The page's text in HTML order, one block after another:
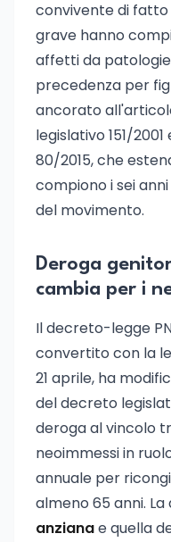
convivente di
grave hanno
affetti da
precedenza per
ancorato
legislativo 151/
80/2015, che
compiono i sei
del movimento.
Deroga
cambia per i
Il decreto-legge
convertito con la
21 aprile, ha
del decreto
deroga al vincolo
neoimmessi in
annuale per
almeno 65 anni. La
anzianae quella